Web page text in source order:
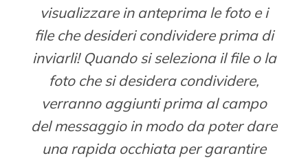
visualizzare in anteprima le foto e i
file che desideri condividere prima di
inviarli! Quando si seleziona il file o la
foto che si desidera condividere,
verranno aggiunti prima al campo
del messaggio in modo da poter dare
una rapida occhiata per garantire